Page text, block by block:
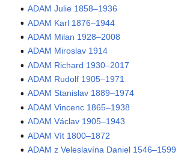
ADAM Julie 1858–1936
ADAM Karl 1876–1944
ADAM Milan 1928–2008
ADAM Miroslav 1914
ADAM Richard 1930–2017
ADAM Rudolf 1905–1971
ADAM Stanislav 1889–1974
ADAM Vincenc 1865–1938
ADAM Václav 1905–1943
ADAM Vít 1800–1872
ADAM z Veleslavína Daniel 1546–1599